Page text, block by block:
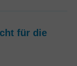
für die